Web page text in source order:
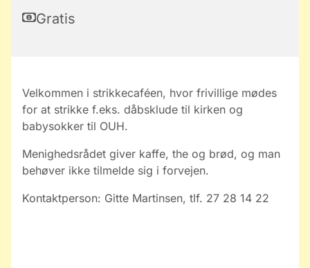
Gratis
Velkommen i strikkecaféen, hvor frivillige mødes
for at strikke f.eks. dåbsklude til kirken og
babysokker til OUH.
Menighedsrådet giver kaffe, the og brød, og man
behøver ikke tilmelde sig i forvejen.
Kontaktperson: Gitte Martinsen, tlf. 27 28 14 22